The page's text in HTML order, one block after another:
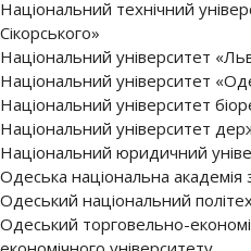
Національний технічний
Сікорського»
Національний університет
Національний університет
Національний університет
Національний університет
Національний юридичний
Одеська національна академія
Одеський національний
Одеський торговельно-